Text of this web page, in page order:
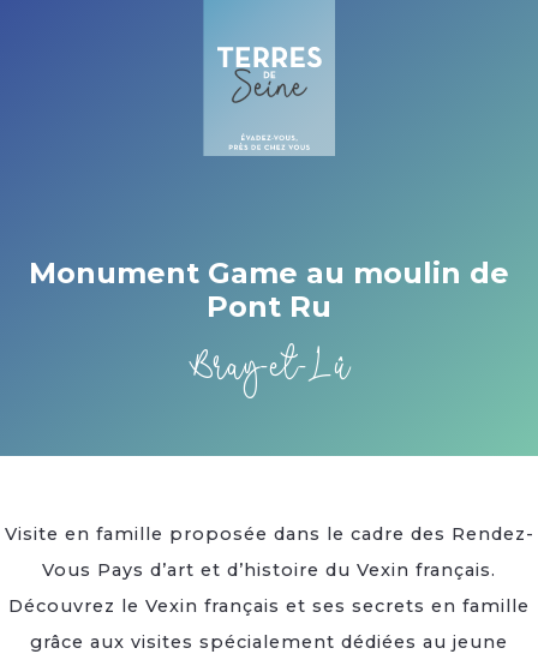
Monument Game au moulin de
Pont Ru
Bray-et-Lû
Visite en famille proposée dans le cadre des Rendez-
Vous Pays d’art et d’histoire du Vexin français.
Découvrez le Vexin français et ses secrets en famille
grâce aux visites spécialement dédiées au jeune